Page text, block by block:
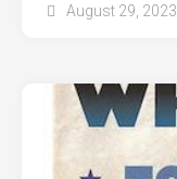
August 29, 2023